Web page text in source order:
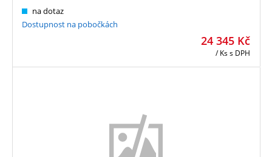
24 345 Kč
/ Kss DPH
na dotaz
Dostupnost na pobočkách